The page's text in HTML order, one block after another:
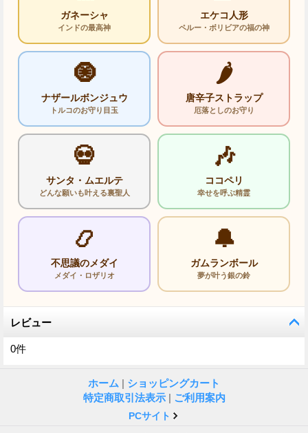
ガネーシャ
インドの最高神
エケコ人形
ペルー・ボリビアの福の神
🧿
ナザールボンジュウ
トルコのお守り目玉
🌶️
唐辛子ストラップ
厄落としのお守り
💀
サンタ・ムエルテ
どんな願いも叶える裏聖人
🎶
ココペリ
幸せを呼ぶ精霊
📿
不思議のメダイ
メダイ・ロザリオ
🔔
ガムランボール
夢が叶う銀の鈴
レビュー
0件
ホーム | ショッピングカート
特定商取引法表示 | ご利用案内
PCサイト